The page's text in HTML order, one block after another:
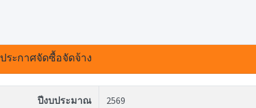
ประกาศจัดซื้อจัดจ้าง
ปีงบประมาณ 2569